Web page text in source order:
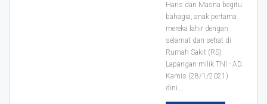
Haris dan Masna begitu
bahagia, anak pertama
mereka lahir dengan
selamat dan sehat di
Rumah Sakit (RS)
Lapangan milik TNI - AD.
Kamis (28/1/2021)
dini…